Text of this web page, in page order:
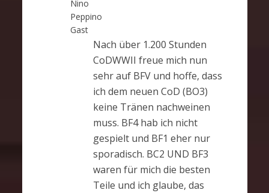
Nino
Peppino
Gast
Nach über 1.200 Stunden
CoDWWII freue mich nun
sehr auf BFV und hoffe, dass
ich dem neuen CoD (BO3)
keine Tränen nachweinen
muss. BF4 hab ich nicht
gespielt und BF1 eher nur
sporadisch. BC2 UND BF3
waren für mich die besten
Teile und ich glaube, das